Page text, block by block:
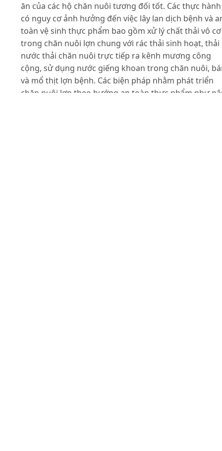
ăn của các hộ chăn nuôi tương đối tốt. Các thực hành
có nguy cơ ảnh hưởng đến việc lây lan dịch bệnh và
toàn vệ sinh thực phẩm bao gồm xử lý chất thải vô cơ
trong chăn nuôi lợn chung với rác thải sinh hoạt, thải
nước thải chăn nuôi trực tiếp ra kênh mương công
cộng, sử dụng nước giếng khoan trong chăn nuôi,
và mổ thịt lợn bệnh. Các biện pháp nhằm phát triển
chăn nuôi lợn theo hướng an toàn thực phẩm như